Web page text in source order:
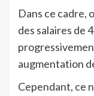
Dans ce cadre,
des salaires de
augmentation
Cependant, ce